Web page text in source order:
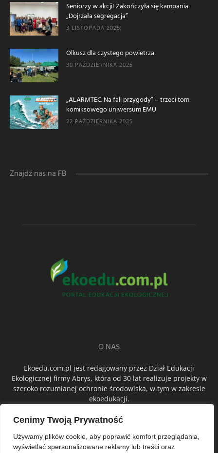
Cenimy Twoją Prywatność
Używamy plików cookie, aby poprawić komfort przeglądania,
wyświetlać spersonalizowane reklamy lub treści oraz
Seniorzy w akcji! Zakończyła się kampania
„Dojrzała segregacja”
3 LISTOPADA 2025
Olkusz dla czystego powietrza
30 PAŹDZIERNIKA 2025
„ALARMTEC. Na fali przygody” – trzeci tom
komiksowego uniwersum EMU
22 PAŹDZIERNIKA 2025
Znajdź nas na FB
O NAS
Ekoedu.com.pl jest redagowany przez Dział Edukacji
Ekologicznej firmy Abrys, która od 30 lat realizuje projekty w
szeroko rozumianej ochronie środowiska, w tym w zakresie
ekoedukacji.
ŚLEDŹ NAS